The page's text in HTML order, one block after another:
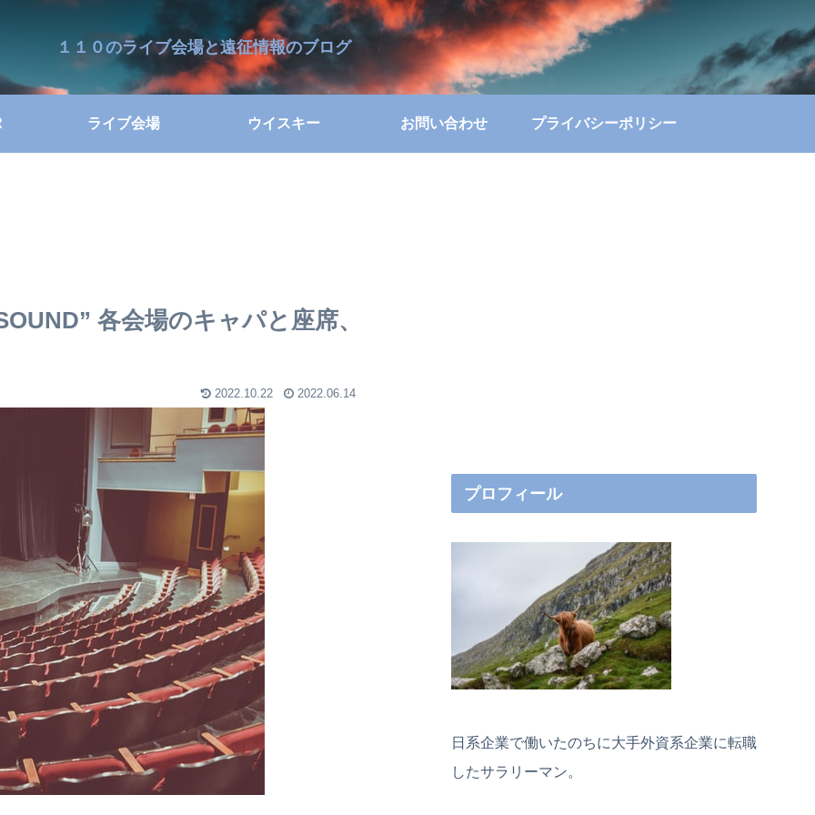
１１０のライブ会場と遠征情報のブログ
ライブ会場 ウイスキー お問い合わせ プライバシーポリシー
各会場のキャパと座席、
2022.10.22 2022.06.14
プロフィール
日系企業で働いたのちに大手外資系企業に転職
したサラリーマン。